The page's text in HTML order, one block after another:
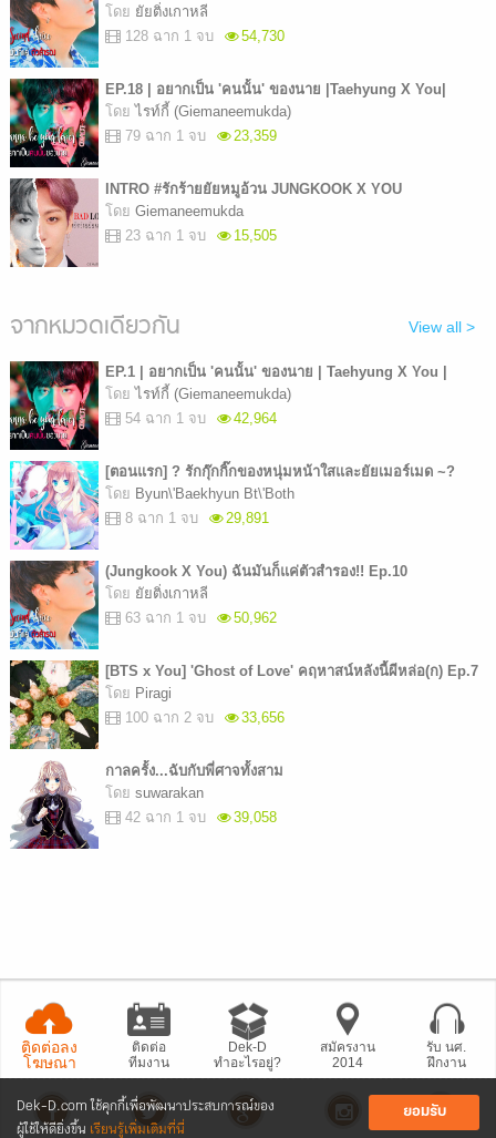
Dek-D.com ใช้คุกกี้เพื่อพัฒนาประสบการณ์ของ
ผู้ใช้ให้ดียิ่งขึ้น เรียนรู้เพิ่มเติมที่นี่
ยอมรับ
โดย ยัยติ่งเกาหลี
128 ฉาก 1 จบ
54,730
EP.18 | อยากเป็น 'คนนั้น' ของนาย |Taehyung X You|
โดย ไรท์กี้ (Giemaneemukda)
79 ฉาก 1 จบ
23,359
INTRO #รักร้ายยัยหมูอ้วน JUNGKOOK X YOU
โดย Giemaneemukda
23 ฉาก 1 จบ
15,505
จากหมวดเดียวกัน View all >
EP.1 | อยากเป็น 'คนนั้น' ของนาย | Taehyung X You |
โดย ไรท์กี้ (Giemaneemukda)
54 ฉาก 1 จบ
42,964
[ตอนแรก] ? รักกุ๊กกิ๊กของหนุ่มหน้าใสและยัยเมอร์เมด ~?
โดย Byun\'Baekhyun Bt\'Both
8 ฉาก 1 จบ
29,891
(Jungkook X You) ฉันมันก็แค่ตัวสำรอง!! Ep.10
โดย ยัยติ่งเกาหลี
63 ฉาก 1 จบ
50,962
[BTS x You] 'Ghost of Love' คฤหาสน์หลังนี้ผีหล่อ(ก) Ep.7
โดย Piragi
100 ฉาก 2 จบ
33,656
กาลครั้ง...ฉับกับพี่ศาจทั้งสาม
โดย suwarakan
42 ฉาก 1 จบ
39,058
ติดต่อลง
โฆษณา
ติดต่อ
ทีมงาน
Dek-D
ทำอะไรอยู่?
สมัครงาน
2014
รับ นศ.
ฝึกงาน